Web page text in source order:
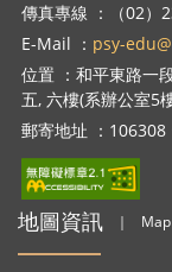
傳真專線 ：（02）
E-Mail ： psy-
位置 ：和平東路一
五, 六樓(系辦公室5
郵寄地址 ：
地圖資訊 ｜